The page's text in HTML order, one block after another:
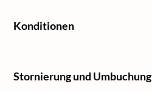
Konditionen
Stornierung und Umbuchung